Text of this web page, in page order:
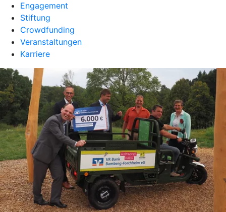
Engagement
Stiftung
Crowdfunding
Veranstaltungen
Karriere